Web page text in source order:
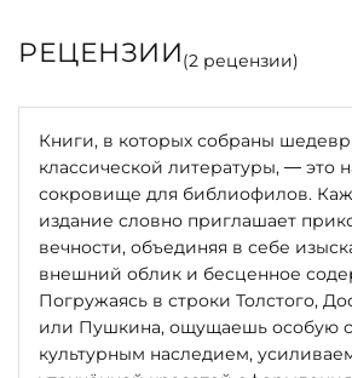
РЕЦЕНЗИИ(2 рецензии)
Книги, в которых собраны
классической литературы, — это
сокровище для библиофилов.
издание словно приглашает
вечности, объединяя в себе
внешний облик и бесценное
Погружаясь в строки Толстого,
или Пушкина, ощущаешь особую
культурным наследием,